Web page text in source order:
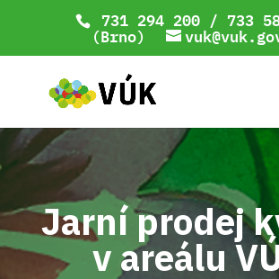
731 294 200 / 733
(Brno)
Jarní prodej
v areálu